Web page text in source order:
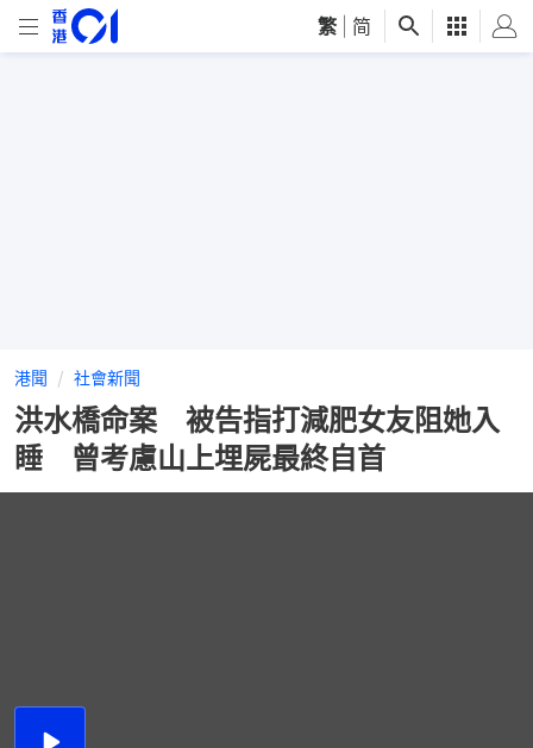
繁 简
港聞 社會新聞
洪水橋命案 被告指打減肥女友阻她入
睡 曾考慮山上埋屍最終自首